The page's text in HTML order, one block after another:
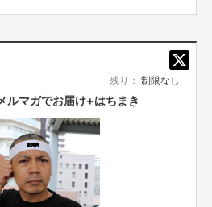
残り： 制限なし
ルマガでお届け+はちまき